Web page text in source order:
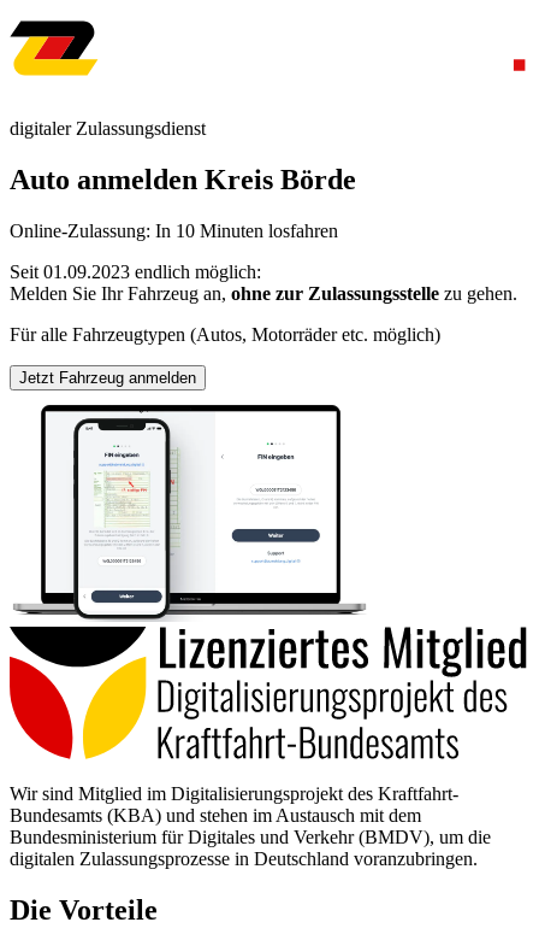
digitaler Zulassungsdienst
Auto anmelden Kreis Börde
Online-Zulassung: In 10 Minuten losfahren
Seit 01.09.2023 endlich möglich:
Melden Sie Ihr Fahrzeug an, ohne zur Zulassungsstelle zu gehen.
Für alle Fahrzeugtypen (Autos, Motorräder etc. möglich)
Jetzt Fahrzeug anmelden
Wir sind Mitglied im Digitalisierungsprojekt des Kraftfahrt-
Bundesamts (KBA) und stehen im Austausch mit dem
Bundesministerium für Digitales und Verkehr (BMDV), um die
digitalen Zulassungsprozesse in Deutschland voranzubringen.
Die Vorteile